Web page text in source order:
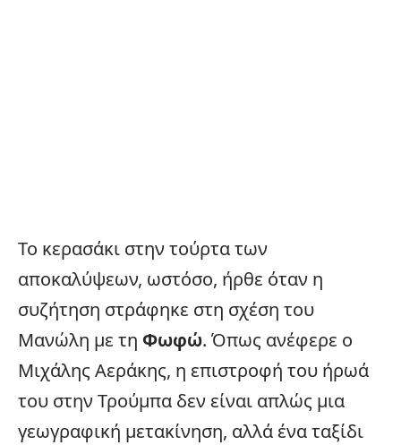
Το κερασάκι στην τούρτα των
αποκαλύψεων, ωστόσο, ήρθε όταν η
συζήτηση στράφηκε στη σχέση του
Μανώλη με τη Φωφώ. Όπως ανέφερε ο
Μιχάλης Αεράκης, η επιστροφή του ήρωά
του στην Τρούμπα δεν είναι απλώς μια
γεωγραφική μετακίνηση, αλλά ένα ταξίδι